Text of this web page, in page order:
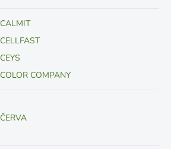
CALMIT
CELLFAST
CEYS
COLOR COMPANY
ČERVA